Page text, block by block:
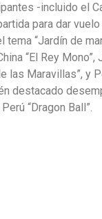
-incluido el
para dar
“Jardín de
“El Rey
las Maravillas”, y
destacado
“Dragon Ball”.